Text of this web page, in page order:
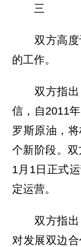
三
双方高度
的工作。
双方指出
信，自2011
罗斯原油，
个新阶段。
1月1日正式
定运营。
双方指出
对发展双边